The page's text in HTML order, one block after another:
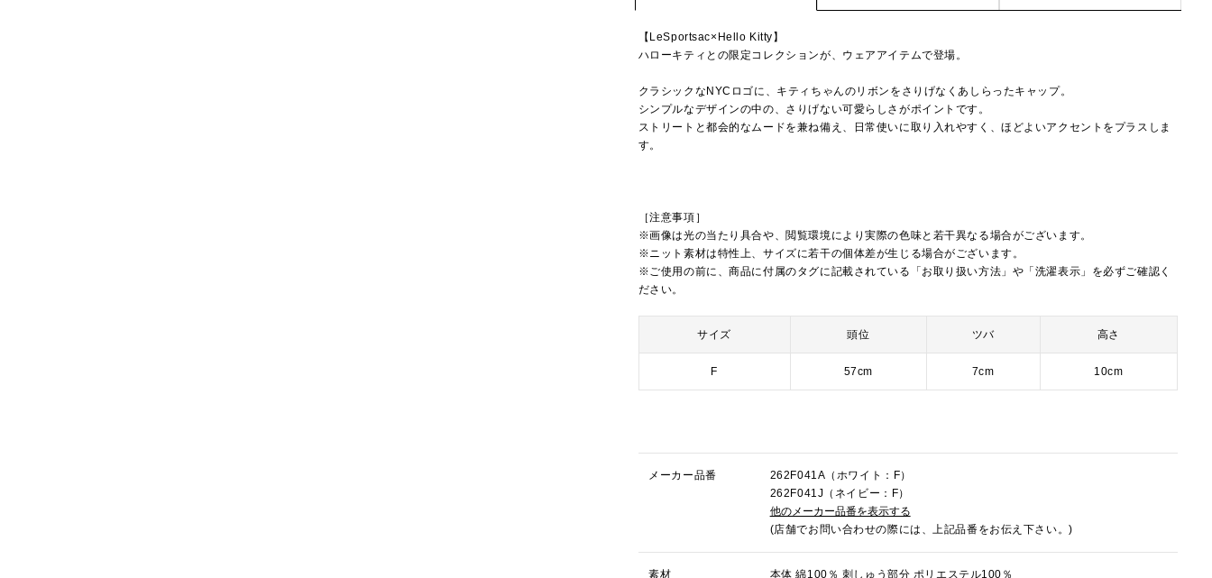
【LeSportsac×Hello Kitty】
ハローキティとの限定コレクションが、ウェアアイテムで登場。
クラシックなNYCロゴに、キティちゃんのリボンをさりげなくあしらったキャップ。
シンプルなデザインの中の、さりげない可愛らしさがポイントです。
ストリートと都会的なムードを兼ね備え、日常使いに取り入れやすく、ほどよいアクセントをプラスしま
す。
［注意事項］
※画像は光の当たり具合や、閲覧環境により実際の色味と若干異なる場合がございます。
※ニット素材は特性上、サイズに若干の個体差が生じる場合がございます。
※ご使用の前に、商品に付属のタグに記載されている「お取り扱い方法」や「洗濯表示」を必ずご確認く
ださい。
サイズ 頭位 ツバ 高さ
F 57cm 7cm 10cm
メーカー品番
262F041A（ホワイト：F）
262F041J（ネイビー：F）
他のメーカー品番を表示する
(店舗でお問い合わせの際には、上記品番をお伝え下さい。)
素材 本体 綿100％ 刺しゅう部分 ポリエステル100％